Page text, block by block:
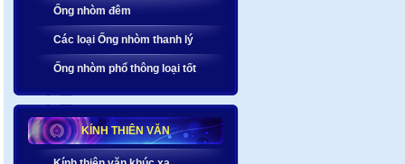
Ống nhòm đêm
Các loại Ống nhòm thanh lý
Ống nhòm phổ thông loại tốt
KÍNH THIÊN VĂN